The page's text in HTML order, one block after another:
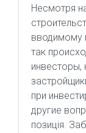
Несмотря
вводимому
так
инвесторы,
при
другие
позиція.